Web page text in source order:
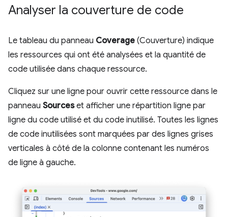
Analyser la couverture de code
Le tableau du panneau Coverage (Couverture) indique
les ressources qui ont été analysées et la quantité de
code utilisée dans chaque ressource.
Cliquez sur une ligne pour ouvrir cette ressource dans le
panneau Sourceset afficher une répartition ligne par
ligne du code utilisé et du code inutilisé. Toutes les lignes
de code inutilisées sont marquées par des lignes grises
verticales à côté de la colonne contenant les numéros
de ligne à gauche.